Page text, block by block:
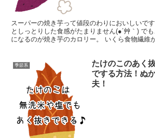
スーパーの焼き芋って値段のわりにおいしいで
としっとりした食感がたまりません(●´艸｀) で
になるのが焼き芋のカロリー。 いくら食物繊維
季節系
たけのこのあく
でする方法！ぬ
夫！